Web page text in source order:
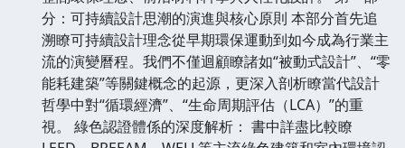
分：可持續設計思潮的演進與核心原則 本部分首先追
溯瞭可持續設計理念從早期環保運動到如今成為行業主
流的演變曆程。我們不僅迴顧瞭諸如“被動式設計”、“零
能耗建築”等關鍵概念的起源，更深入剖析瞭當代設計
哲學中對“循環經濟”、“生命周期評估（LCA）”的重
視。 綠色認證體係的深度解析： 書中詳盡比較瞭